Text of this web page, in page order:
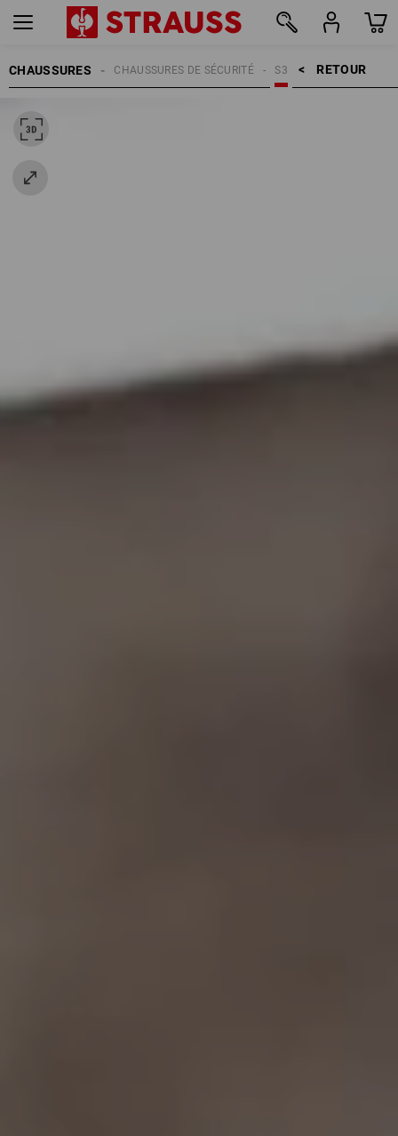
CHAUSSURES RETOUR    >
S3
CHAUSSURES DE SÉCURITÉ